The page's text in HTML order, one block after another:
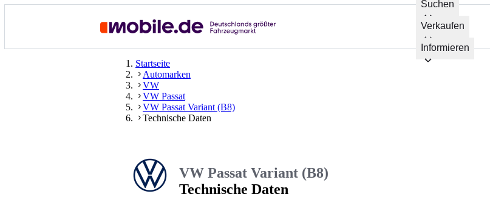
Suchen
Verkaufen
Informieren
Startseite
Automarken
VW
VW Passat
VW Passat Variant (B8)
Technische Daten
VW Passat Variant (B8)
Technische Daten